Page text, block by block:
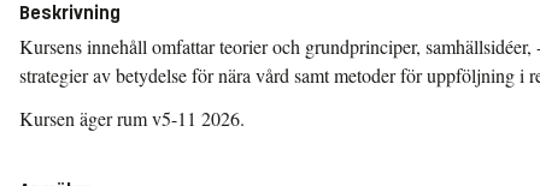
Beskrivning
Kursens innehåll omfattar teorier och grundprinciper, samhällsidéer,
strategier av betydelse för nära vård samt metoder för uppföljning i
Kursen äger rum v5-11 2026.